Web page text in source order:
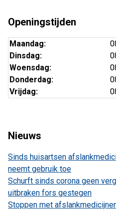
Openingstijden
Maandag:
Dinsdag:
Woensdag:
Donderdag:
Vrijdag:
Nieuws
Sinds huisartsen
neemt gebruik toe
Schurft sinds corona geen
uitbraken fors gestegen
Stoppen met